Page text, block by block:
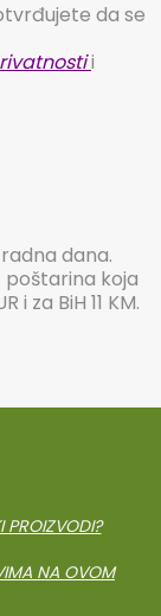
da se
i
dana.
koja
i za BiH 11 KM.
PROIZVODI?
NA OVOM